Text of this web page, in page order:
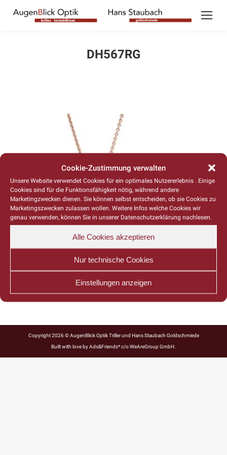
Cookie-Zustimmung verwalten
Unsere Website verwendet Cookies für ein optimales Nutzererlebnis . Einige
Cookies sind für die Funktionsfähigkeit nötig, während andere
Marketingzwecken dienen. Sie können selbst entscheiden, ob sie Cookies zu
Marketingszwecken zulassen wollen. Weitere Infos welche Cookies wir
genau verwenden, können Sie in unserer Datenschutzerklärung nachlesen.
Alle Cookies akzeptieren
Nur technische Cookies
Einstellungen anzeigen
DH567RG
Copyright 2026 © AugenBlick Optik Triller und Hans Staubach Goldschmiede
Built with love byAds&Friends*c/o WeAreGroup GmbH.